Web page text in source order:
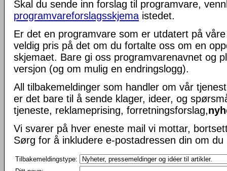
Skal du sende inn forslag til programvare,
programvareforslagsskjema istedet.
Er det en programvare som er utdatert på
veldig pris på det om du fortalte oss om en
skjemaet. Bare gi oss programvarenavnet og
versjon (og om mulig en endringslogg).
All tilbakemeldinger som handler om vår
er det bare til å sende klager, ideer, og
tjeneste, reklameprising, forretningsforslag,
Vi svarer på hver eneste mail vi mottar,
Sørg for å inkludere e-postadressen din om
Tilbakemeldingstype: